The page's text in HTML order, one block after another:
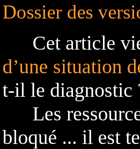
Dossier des
Cet article
d’une situation
t-il le diagnostic
Les
bloqué ... il est